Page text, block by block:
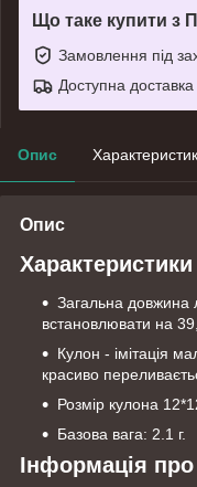
Що таке купити з
Замовлення під
Доступна доставка
Опис
Опис
Загальна
встановлювати на
Кулон - імітація
красиво
Розмір кулона
Базова вага: 2.1 г.
Інформація про